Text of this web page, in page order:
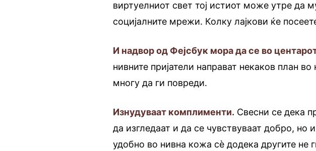
виртуелниот свет тој истиот може утре да
социјалните мрежи. Колку лајкови ќе
И надвор од Фејсбук мора да се во
нивните пријатели направат некаков план
многу да ги повреди.
Изнудуваат комплименти. Свесни се дека
да изгледаат и да се чувствуваат добро, но
удобно во нивна кожа сè додека другите не